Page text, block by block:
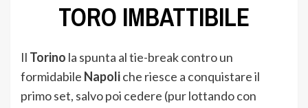
TORO IMBATTIBILE
Il Torino la spunta al tie-break contro un
formidabile Napoliche riesce a conquistare il
primo set, salvo poi cedere (pur lottando con